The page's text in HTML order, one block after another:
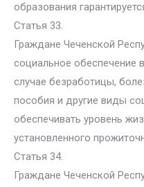
образования
Статья 33.
Граждане Чеченской
социальное обеспечение
случае безработицы,
пособия и другие виды
обеспечивать уровень
установленного
Статья 34.
Граждане Чеченской